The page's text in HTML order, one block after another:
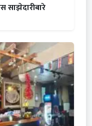
साझेदारीबारे